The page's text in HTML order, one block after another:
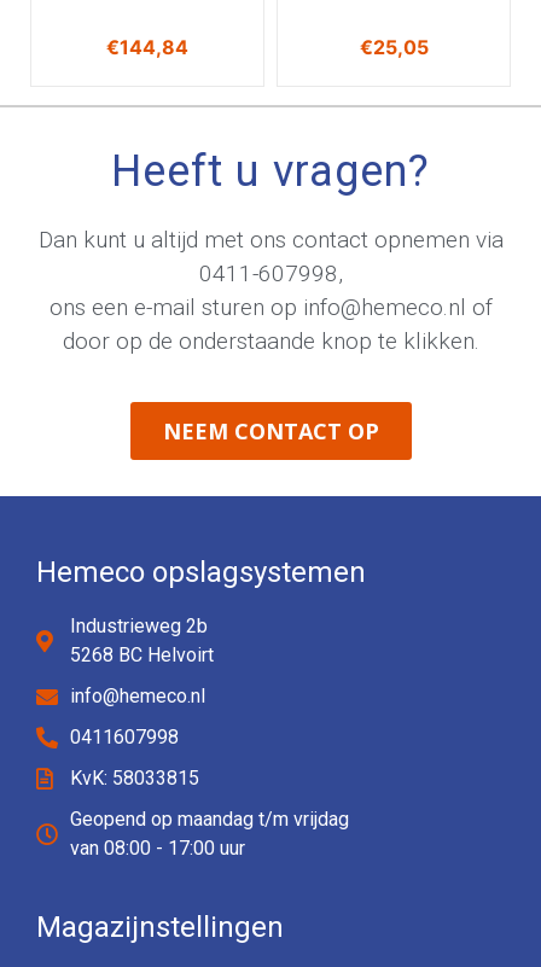
€144,84 €25,05
Heeft u vragen?
Dan kunt u altijd met ons contact opnemen via
0411-607998,
ons een e-mail sturen op info@hemeco.nl of
door op de onderstaande knop te klikken.
NEEM CONTACT OP
Hemeco opslagsystemen
Industrieweg 2b
5268 BC Helvoirt
info@hemeco.nl
0411607998
KvK: 58033815
Geopend op maandag t/m vrijdag
van 08:00 - 17:00 uur
Magazijnstellingen